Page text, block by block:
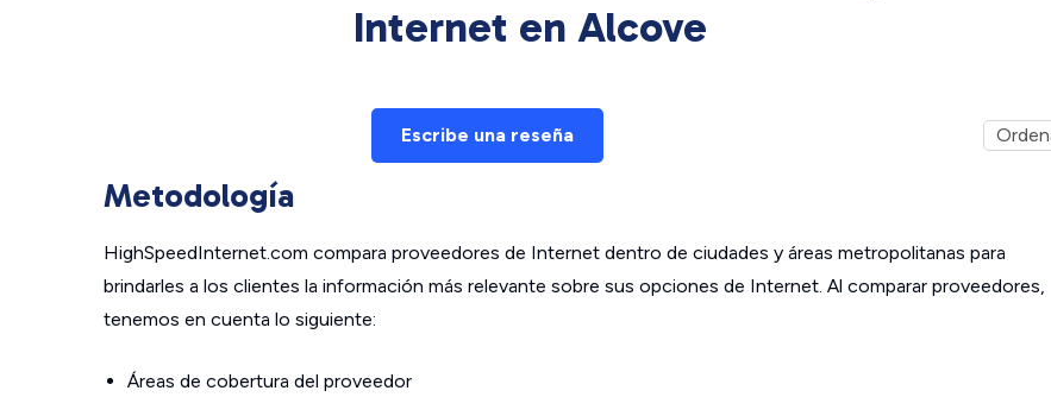
Internet en Alcove
Escribe una reseña
Metodología
HighSpeedInternet.com compara proveedores de Internet dentro de ciudades y áreas metropolitanas para
brindarles a los clientes la información más relevante sobre sus opciones de Internet. Al comparar proveedores,
tenemos en cuenta lo siguiente:
Áreas de cobertura del proveedor